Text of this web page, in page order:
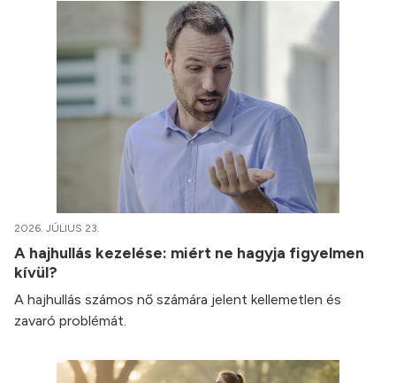
2026. JÚLIUS 23.
A hajhullás kezelése: miért ne hagyja figyelmen
kívül?
A hajhullás számos nő számára jelent kellemetlen és
zavaró problémát.